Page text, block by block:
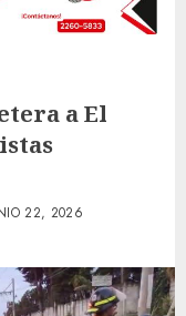
a El
22, 2026